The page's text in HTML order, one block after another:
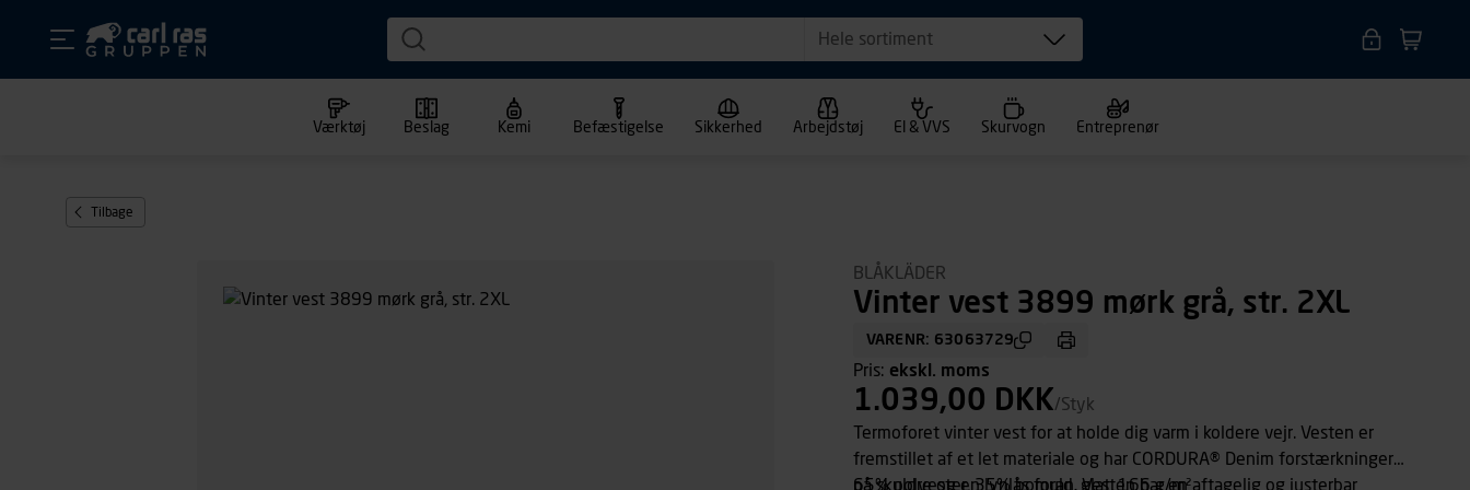
Hele sortiment
Værktøj Beslag Kemi Befæstigelse Sikkerhed Arbejdstøj El & VVS Skurvogn Entreprenør
Tilbage
BLÅKLÄDER
Vinter vest 3899 mørk grå, str. 2XL
VARENR: 63063729
Pris: ekskl. moms
1.039,00 DKK/Styk
Termoforet vinter vest for at holde dig varm i koldere vejr. Vesten er
fremstillet af et let materiale og har CORDURA® Denim forstærkninger
på skuldre og en lynlås foran. Vesten har en aftagelig og justerbar
65% polyester, 35% bomuld, glat, 166 g/m²